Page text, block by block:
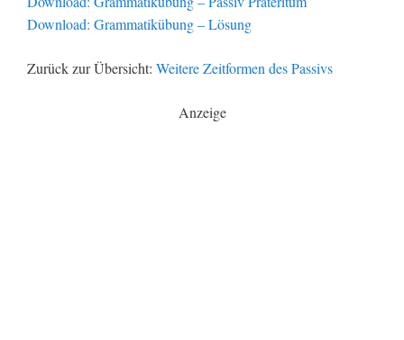
Download: Grammatikübung – Lösung
Zurück zur Übersicht: Weitere Zeitformen des Passivs
Anzeige